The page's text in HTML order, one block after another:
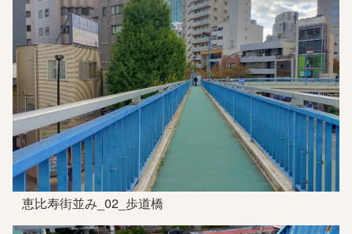
恵比寿街並み_02_歩道橋